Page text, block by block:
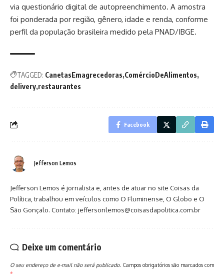
via questionário digital de autopreenchimento. A amostra
foi ponderada por região, gênero, idade e renda, conforme
perfil da população brasileira medido pela PNAD/IBGE.
TAGGED: CanetasEmagrecedoras ComércioDeAlimentos
delivery restaurantes
Facebook
Jefferson Lemos
Jefferson Lemos é jornalista e, antes de atuar no site Coisas da
Política, trabalhou em veículos como O Fluminense, O Globo e O
São Gonçalo. Contato: jeffersonlemos@coisasdapolitica.com.br
Deixe um comentário
O seu endereço de e-mail não será publicado. Campos obrigatórios são marcados com
*